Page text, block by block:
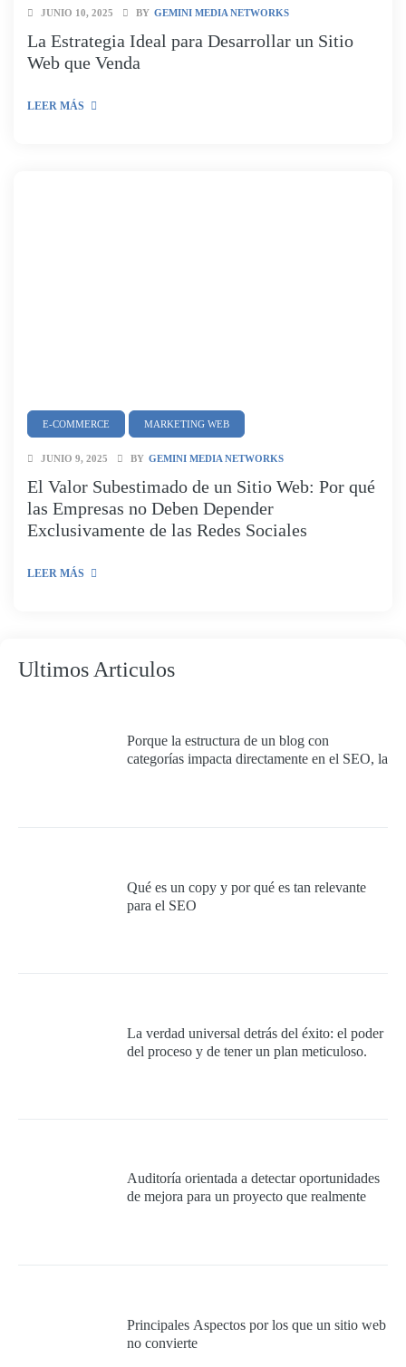
La Estrategia Ideal para Desarrollar un Sitio
Web que Venda
JUNIO 10, 2025 BY GEMINI MEDIA NETWORKS
LEER MÁS
E-COMMERCE MARKETING WEB
El Valor Subestimado de un Sitio Web: Por qué
las Empresas no Deben Depender
Exclusivamente de las Redes Sociales
JUNIO 9, 2025 BY GEMINI MEDIA NETWORKS
LEER MÁS
Ultimos Articulos
Porque la estructura de un blog con
categorías impacta directamente en el SEO, la
Qué es un copy y por qué es tan relevante
para el SEO
La verdad universal detrás del éxito: el poder
del proceso y de tener un plan meticuloso.
Auditoría orientada a detectar oportunidades
de mejora para un proyecto que realmente
Principales Aspectos por los que un sitio web
no convierte